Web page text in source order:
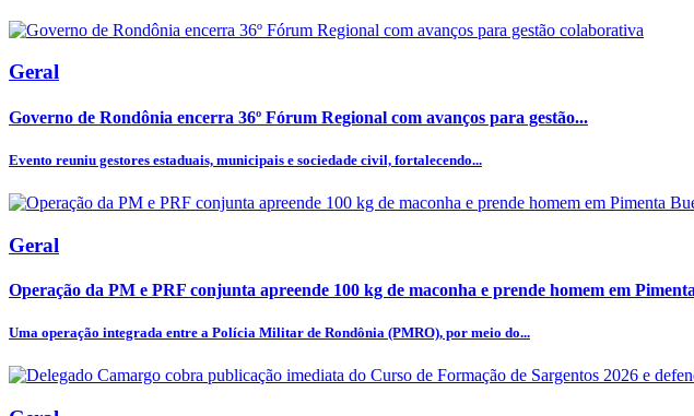
Geral
Governo de Rondônia encerra 36º Fórum Regional com avanços para gestão...
Evento reuniu gestores estaduais, municipais e sociedade civil, fortalecendo...
Geral
Operação da PM e PRF conjunta apreende 100 kg de maconha e prende homem em
Uma operação integrada entre a Polícia Militar de Rondônia (PMRO), por meio do...